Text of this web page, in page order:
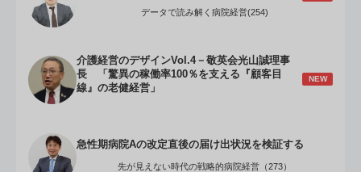
データで読み解く病院経営(254)
介護経営のデザインVol.4－敬英会光山誠理事
長 「驚異の稼働率100％を支える『顧客目
線』の老健経営」
NEW
急性期病院Aの改定直後の届け出状況を検証する
先が見えない時代の戦略的病院経営（273）